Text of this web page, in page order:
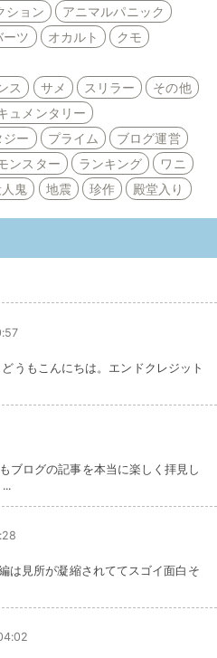
ション
アニマルパニック
ーツ オカルト
クモ
ス サメ スリラー
その他
ュメンタリー
ジー プライム
ブログ運営
ンスター ランキング
ワニ
鬼 地震 珍作 殿堂入り
うもこんにちは。エンドクレジット
ブログの記事を本当に楽しく拝見し
は見所が凝縮されててスゴイ面白そ